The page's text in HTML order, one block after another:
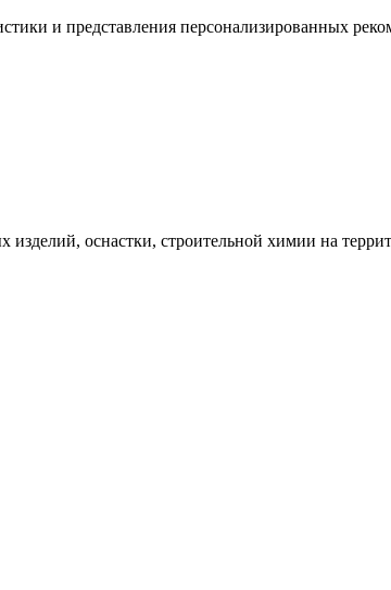
и представления персонализированных
оснастки, строительной химии на